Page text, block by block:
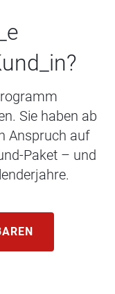
Sie haben ab
Anspruch auf
Paket – und